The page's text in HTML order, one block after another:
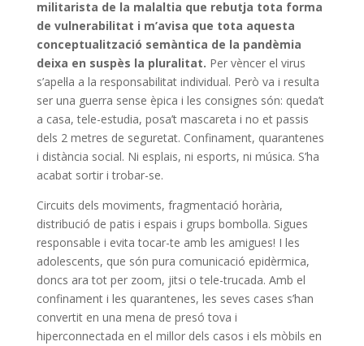
militarista de la malaltia que rebutja tota forma
de vulnerabilitat i m’avisa que tota aquesta
conceptualització semàntica de la pandèmia
deixa en suspès la pluralitat. Per vèncer el virus
s’apel·la a la responsabilitat individual. Però va i resulta
ser una guerra sense èpica i les consignes són: queda’t
a casa, tele-estudia, posa’t mascareta i no et passis
dels 2 metres de seguretat. Confinament, quarantenes
i distància social. Ni esplais, ni esports, ni música. S’ha
acabat sortir i trobar-se.
Circuits dels moviments, fragmentació horària,
distribució de patis i espais i grups bombolla. Sigues
responsable i evita tocar-te amb les amigues! I les
adolescents, que són pura comunicació epidèrmica,
doncs ara tot per zoom, jitsi o tele-trucada. Amb el
confinament i les quarantenes, les seves cases s’han
convertit en una mena de presó tova i
hiperconnectada en el millor dels casos i els mòbils en